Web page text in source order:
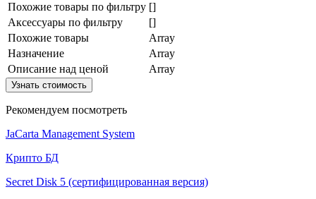
Похожие товары по фильтру []
Аксессуары по фильтру
[]
Похожие товары
Array
Назначение
Array
Описание над ценой
Array
Узнать стоимость
Рекомендуем посмотреть
JaCarta Management System
Крипто БД
Secret Disk 5 (сертифицированная версия)